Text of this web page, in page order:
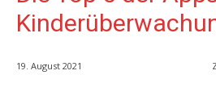
19. August 2021